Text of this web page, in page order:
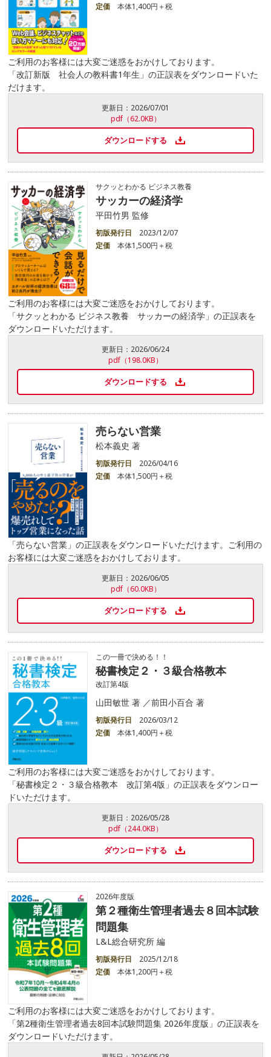
定価
本体1,400円＋税
ご利用のお客様には大変ご迷惑をおかけしております。
「改訂新版 社会人の教科書1年生」の正誤表をダウンロードいた
だけます。
更新日： 2026/07/01
pdf（62.0KB）
ダウンロードする
サクッとわかる ビジネス教養
サッカーの経済学
平田竹男 監修
初版発行日
2023/12/07
定価
本体1,500円＋税
ご利用のお客様には大変ご迷惑をおかけしております。
「サクッとわかる ビジネス教養 サッカーの経済学」の正誤表を
ダウンロードいただけます。
更新日： 2026/06/24
pdf（198.0KB）
ダウンロードする
売らない営業
松本義史 著
初版発行日
2026/04/16
定価
本体1,500円＋税
「売らない営業」の正誤表をダウンロードいただけます。ご利用の
お客様には大変ご迷惑をおかけしております。
更新日： 2026/06/05
pdf（60.0KB）
ダウンロードする
この一冊で決める！！
秘書検定２・３級合格教本
改訂第4版
山田敏世 著 ／前田小百合 著
初版発行日
2026/03/12
定価
本体1,400円＋税
ご利用のお客様には大変ご迷惑をおかけしております。
「秘書検定２・３級合格教本 改訂第4版」の正誤表をダウンロー
ドいただけます。
更新日： 2026/05/28
pdf（244.0KB）
ダウンロードする
2026年度版
第２種衛生管理者過去８回本試験
問題集
L&L総合研究所 編
初版発行日
2025/12/18
定価
本体1,200円＋税
ご利用のお客様には大変ご迷惑をおかけしております。
「第2種衛生管理者過去8回本試験問題集 2026年度版」の正誤表を
ダウンロードいただけます。